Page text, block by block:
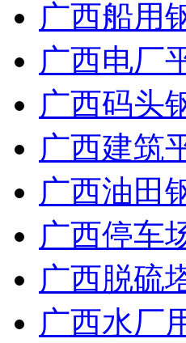
广西船用
广西电厂
广西码头
广西建筑
广西油田
广西停车
广西脱硫
广西水厂